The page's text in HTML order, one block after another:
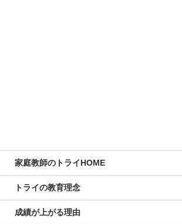
家庭教師のトライHOME
トライの教育理念
成績が上がる理由